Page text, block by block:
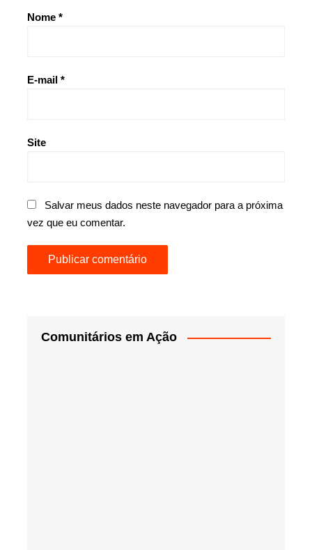
Nome *
E-mail *
Site
Salvar meus dados neste navegador para a próxima
vez que eu comentar.
Comunitários em Ação